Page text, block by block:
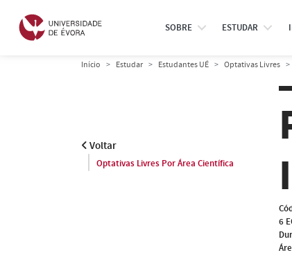
SOBRE ESTUDAR
Início Estudar Estudantes UÉ Optativas Livres
Voltar
Optativas Livres Por Área Científica
6